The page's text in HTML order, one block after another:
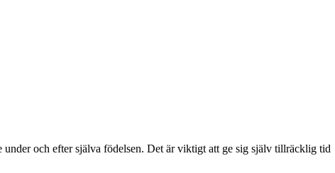
och efter själva födelsen. Det är viktigt att ge sig själv tillräcklig tid